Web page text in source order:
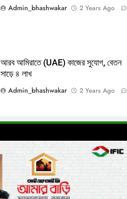
Admin_bhashwakar
2 Years Ago
আরব আমিরাতে (UAE) কাজের সুযোগ, বেতন
সাড়ে ৪ লাখ
Admin_bhashwakar
2 Years Ago